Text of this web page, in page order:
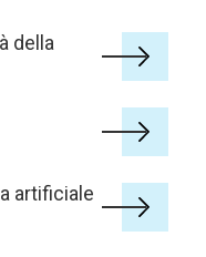
della
artificiale